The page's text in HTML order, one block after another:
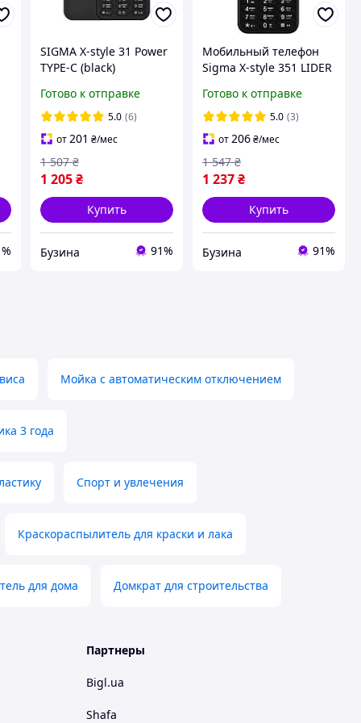
SIGMA X-style 31 Power
TYPE-C (black)
Готово к отправке
5.0 (6)
от201 ₴/мес
1 205 ₴
1 507 ₴
Купить
Бузина 91%
Мобильный телефон
Sigma X-style 351 LIDER
TFT, 3400 мАч, с
фонариком
Готово к отправке
5.0 (3)
от206₴/мес
1 237₴
1 547 ₴
Купить
Бузина 91%
Мойка с автоматическим отключением
3 года
Спорт и увлечения
Краскораспылитель для краски и лака
для дома Домкрат для строительства
Партнеры
Bigl.ua
Shafa